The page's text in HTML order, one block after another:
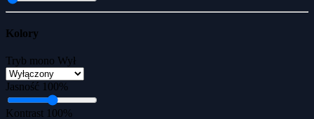
Kolory
Tryb mono Wył
Jasność 100%
Kontrast 100%